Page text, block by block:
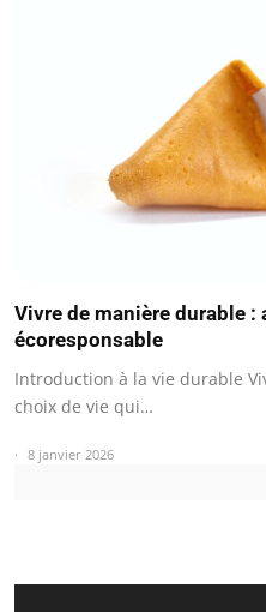
Vivre de manière durable
écoresponsable
Introduction à la vie durable
choix de vie qui…
8 janvier 2026